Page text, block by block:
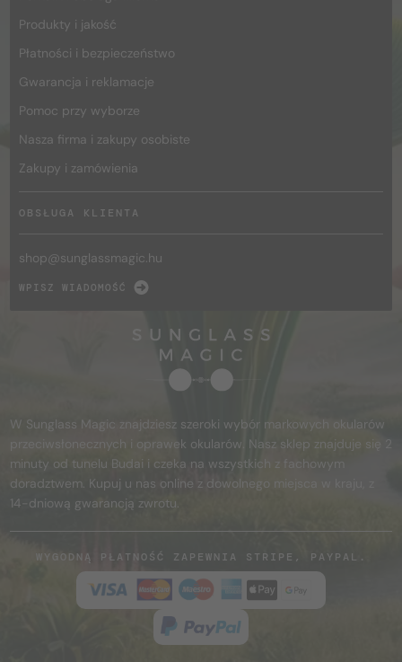
Produkty i jakość
Płatności i bezpieczeństwo
Gwarancja i reklamacje
Pomoc przy wyborze
Nasza firma i zakupy osobiste
Zakupy i zamówienia
OBSŁUGA KLIENTA
shop@sunglassmagic.hu
WPISZ WIADOMOŚĆ
W Sunglass Magic znajdziesz szeroki wybór markowych okularów
przeciwsłonecznych i oprawek okularów. Nasz sklep znajduje się 2
minuty od tunelu Budai i czeka na wszystkich z fachowym
doradztwem. Kupuj u nas online z dowolnego miejsca w kraju, z
14-dniową gwarancją zwrotu.
WYGODNĄ PŁATNOŚĆ ZAPEWNIA STRIPE, PAYPAL.